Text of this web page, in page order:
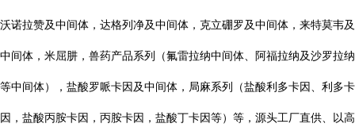
沃诺拉赞及中间体，达格列净及中间体，克立硼罗及中间体，来特莫韦及
中间体，米屈肼，兽药产品系列（氟雷拉纳中间体、阿福拉纳及沙罗拉纳
等中间体），盐酸罗哌卡因及中间体，局麻系列（盐酸利多卡因、利多卡
因，盐酸丙胺卡因，丙胺卡因，盐酸丁卡因等）等， 源头工厂直供、以高